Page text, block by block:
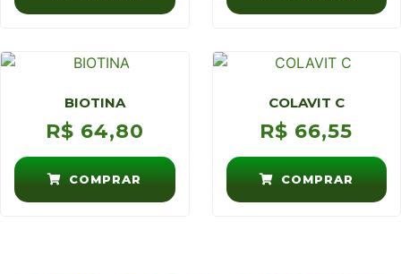
BIOTINA
R$ 64,80
COMPRAR
COLAVIT C
R$ 66,55
COMPRAR